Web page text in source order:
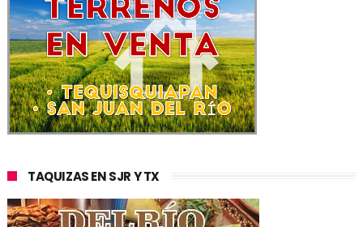
TAQUIZAS EN SJR Y TX